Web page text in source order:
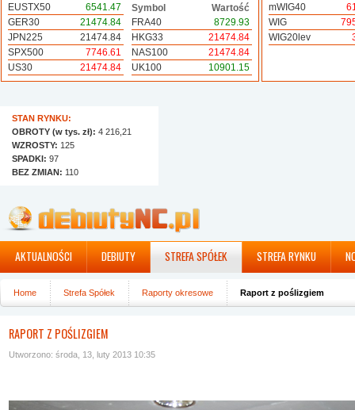
EUSTX50
6541.47
GER30
21474.84
JPN225
21474.84
SPX500
7746.61
US30
21474.84
Symbol
Wartość
FRA40
8729.93
HKG33
21474.84
NAS100
21474.84
UK100
10901.15
mWIG40
WIG
WIG20lev
STAN RYNKU:
OBROTY (w tys. zł): 4 216,21
WZROSTY: 125
SPADKI: 97
BEZ ZMIAN: 110
AKTUALNOŚCI DEBIUTY STREFA SPÓŁEK STREFA RYNKU
Home Strefa Spółek Raporty okresowe Raport z poślizgiem
RAPORT Z POŚLIZGIEM
Utworzono: środa, 13, luty 2013 10:35